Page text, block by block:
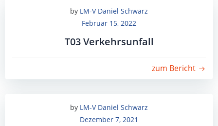
by LM-V Daniel Schwarz
Februar 15, 2022
T03 Verkehrsunfall
zum Bericht
by LM-V Daniel Schwarz
Dezember 7, 2021